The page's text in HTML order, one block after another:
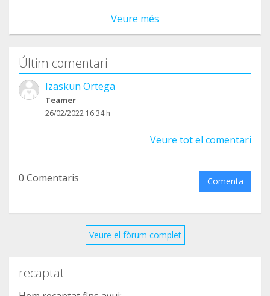
Veure més
Últim comentari
Izaskun Ortega
Teamer
26/02/2022 16:34 h
Veure tot el comentari
0 Comentaris Comenta
Veure el fòrum complet
recaptat